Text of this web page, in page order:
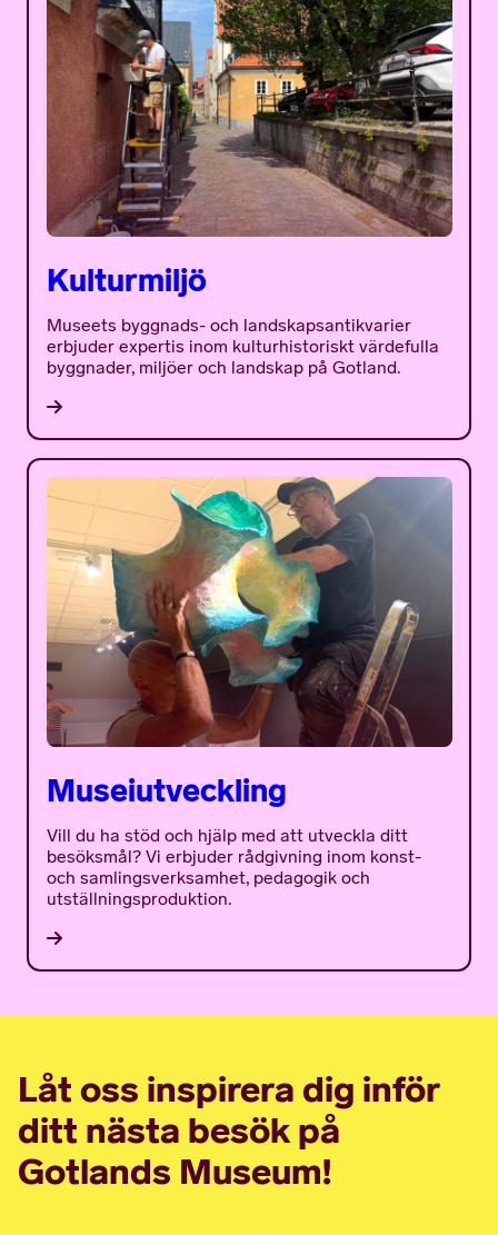
Kulturmiljö
Museets byggnads- och landskapsantikvarier
erbjuder expertis inom kulturhistoriskt värdefulla
byggnader, miljöer och landskap på Gotland.
Museiutveckling
Vill du ha stöd och hjälp med att utveckla ditt
besöksmål? Vi erbjuder rådgivning inom konst-
och samlingsverksamhet, pedagogik och
utställningsproduktion.
Låt oss inspirera dig inför
ditt nästa besök på
Gotlands Museum!